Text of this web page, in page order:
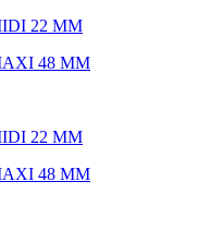
22 ММ
48 ММ
22 ММ
48 ММ